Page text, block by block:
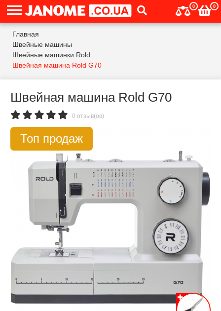
0 0
Главная
Швейные машины
Швейные машинки Rold
Швейная машина Rold G70
Швейная машина Rold G70
0 отзыв(ов)
Топ продаж